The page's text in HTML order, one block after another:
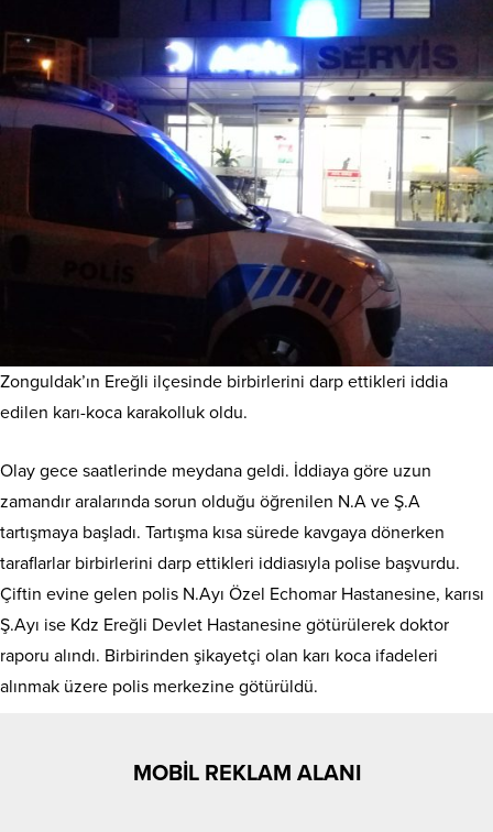
Zonguldak’ın Ereğli ilçesinde birbirlerini darp ettikleri iddia
edilen karı-koca karakolluk oldu.
Olay gece saatlerinde meydana geldi. İddiaya göre uzun
zamandır aralarında sorun olduğu öğrenilen N.A ve Ş.A
tartışmaya başladı. Tartışma kısa sürede kavgaya dönerken
taraflarlar birbirlerini darp ettikleri iddiasıyla polise başvurdu.
Çiftin evine gelen polis N.Ayı Özel Echomar Hastanesine, karısı
Ş.Ayı ise Kdz Ereğli Devlet Hastanesine götürülerek doktor
raporu alındı. Birbirinden şikayetçi olan karı koca ifadeleri
alınmak üzere polis merkezine götürüldü.
MOBİL REKLAM ALANI